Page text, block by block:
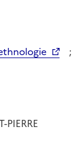
;
PIERRE